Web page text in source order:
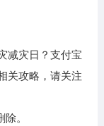
减灾日？支付宝
关攻略，请关注
。